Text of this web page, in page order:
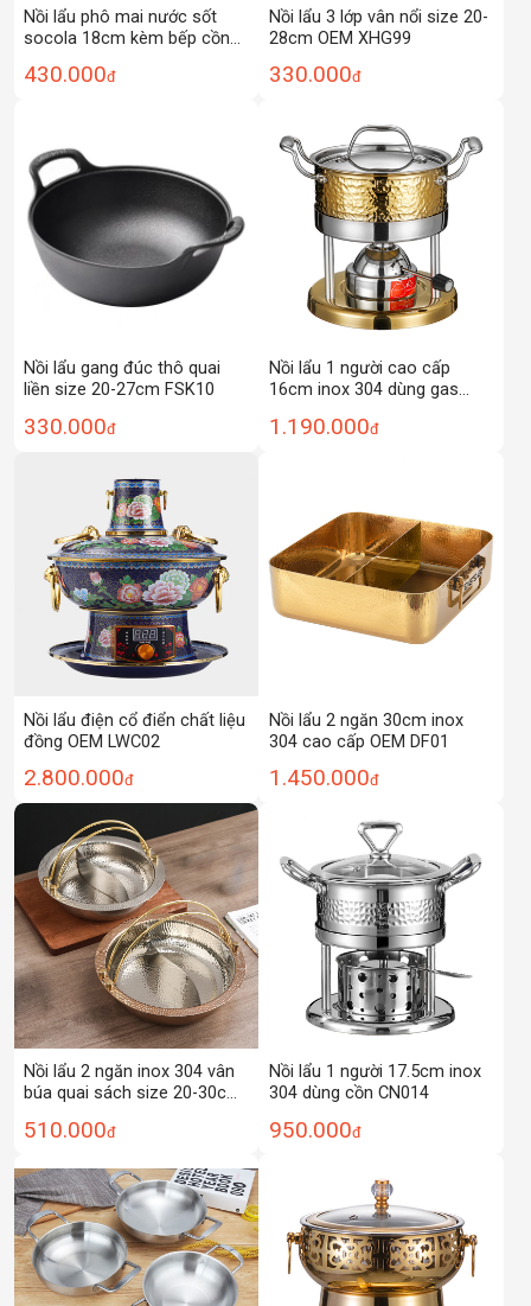
Nồi lẩu phô mai nước sốt
socola 18cm kèm bếp cồn
430.000đ
Nồi lẩu 3 lớp vân nổi size 20-
28cm OEM XHG99
330.000đ
Nồi lẩu gang đúc thô quai
liền size 20-27cm FSK10
330.000đ
Nồi lẩu 1 người cao cấp
16cm inox 304 dùng gas
1.190.000đ
Nồi lẩu điện cổ điển chất liệu
đồng OEM LWC02
2.800.000đ
Nồi lẩu 2 ngăn 30cm inox
304 cao cấp OEM DF01
1.450.000đ
Nồi lẩu 2 ngăn inox 304 vân
búa quai sách size 20-30cm
510.000đ
Nồi lẩu 1 người 17.5cm inox
304 dùng cồn CN014
950.000đ